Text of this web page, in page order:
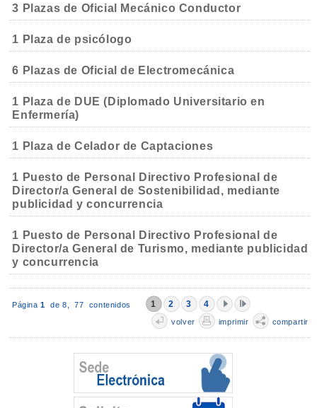
3 Plazas de Oficial Mecánico Conductor
1 Plaza de psicólogo
6 Plazas de Oficial de Electromecánica
1 Plaza de DUE (Diplomado Universitario en
Enfermería)
1 Plaza de Celador de Captaciones
1 Puesto de Personal Directivo Profesional de
Director/a General de Sostenibilidad, mediante
publicidad y concurrencia
1 Puesto de Personal Directivo Profesional de
Director/a General de Turismo, mediante publicidad
y concurrencia
Página 1 de 8,77 contenidos 1 2 3 4
volver imprimir compartir